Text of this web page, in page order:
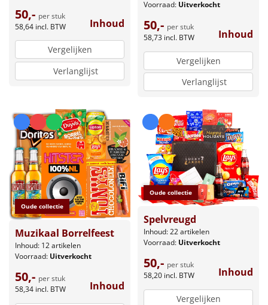
50,- per stuk
58,64 incl. BTW Inhoud
Vergelijken
Verlanglijst
Voorraad: Uitverkocht
50,- per stuk
58,73 incl. BTW Inhoud
Vergelijken
Verlanglijst
Oude collectie
Muzikaal Borrelfeest
Inhoud: 12 artikelen
Voorraad: Uitverkocht
50,- per stuk
58,34 incl. BTW Inhoud
Oude collectie
Spelvreugd
Inhoud: 22 artikelen
Voorraad: Uitverkocht
50,- per stuk
58,20 incl. BTW Inhoud
Vergelijken